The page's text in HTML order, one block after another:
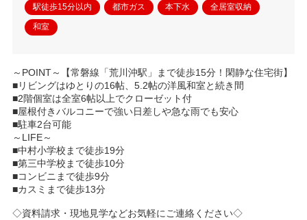
駅徒歩15分以内 都市ガス 本下水 全居室収納
和室
～POINT～【常磐線「荒川沖駅」まで徒歩15分！閑静な住宅街】
■リビングはゆとりの16帖、5.2帖の洋風和室と続き間
■2階個室は全室6帖以上でクローゼット付
■屋根付きバルコニーで強い日差しや急な雨でも安心
■駐車2台可能
～LIFE～
■中村小学校まで徒歩19分
■第三中学校まで徒歩10分
■コンビニまで徒歩9分
■カスミまで徒歩13分
◇資料請求・現地見学などお気軽にご連絡ください◇